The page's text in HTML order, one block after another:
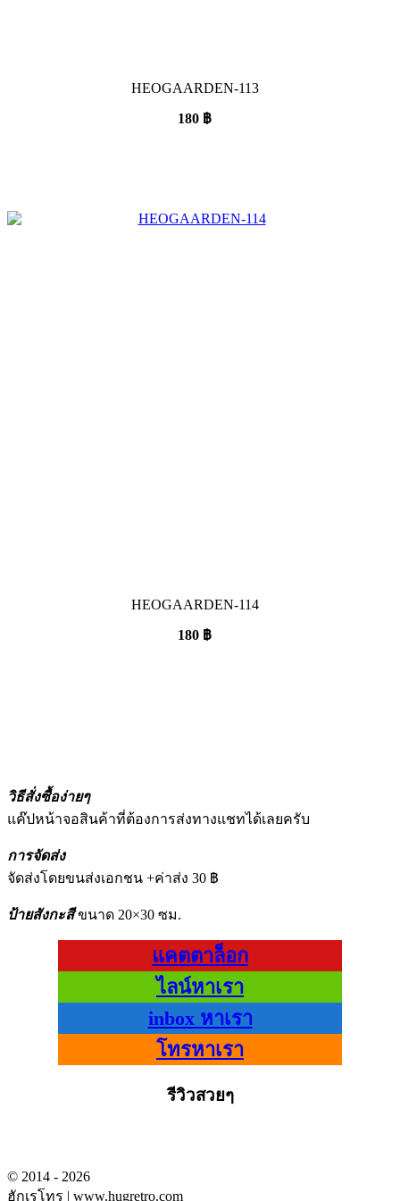
HEOGAARDEN-113
180 ฿
HEOGAARDEN-114
180 ฿
วิธีสั่งซื้อง่ายๆ
แค๊ปหน้าจอสินค้าที่ต้องการส่งทางแชทได้เลยครับ
การจัดส่ง
จัดส่งโดยขนส่งเอกชน +ค่าส่ง 30 ฿
ป้ายสังกะสีขนาด 20×30 ซม.
แคตตาล็อก
ไลน์หาเรา
inbox หาเรา
โทรหาเรา
รีวิวสวยๆ
© 2014 - 2026
ฮักเรโทร | www.hugretro.com